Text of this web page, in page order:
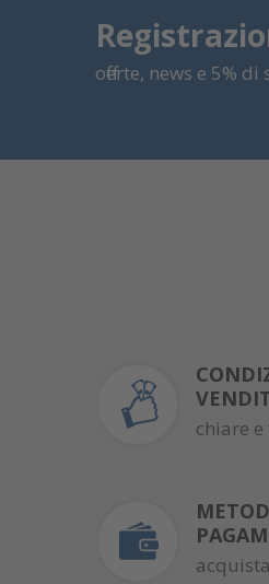
offerte, news e 5%
chiare